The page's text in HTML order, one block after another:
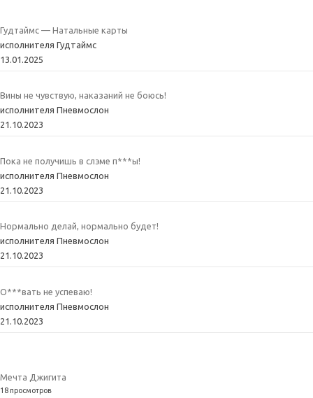
Гудтаймс — Натальные карты
исполнителя Гудтаймс
13.01.2025
Вины не чувствую, наказаний не боюсь!
исполнителя Пневмослон
21.10.2023
Пока не получишь в слэме п***ы!
исполнителя Пневмослон
21.10.2023
Нормально делай, нормально будет!
исполнителя Пневмослон
21.10.2023
О***вать не успеваю!
исполнителя Пневмослон
21.10.2023
Мечта Джигита
18 просмотров